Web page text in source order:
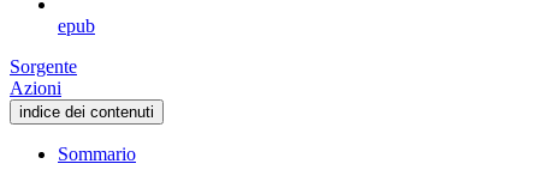
epub
Sorgente
Azioni
indice dei contenuti
Sommario